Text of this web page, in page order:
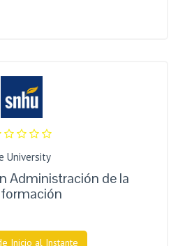
University
Administración de la
Inicio al Instante